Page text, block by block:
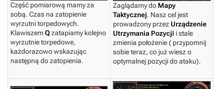
Część pomiarową mamy za
sobą. Czas na zatopienie
wyrzutni torpedowych.
Klawiszem Qzatapiamy kolejno
wyrzutnie torpedowe,
każdorazowo wskazując
następną do zatopienia.
Zaglądamy do Mapy
Taktycznej. Nasz cel jest
prowadzony przez Urządzenie
Utrzymania Pozycji i stale
zmienia położenie ( przypomnij
sobie teraz, co już wiesz o
optymalnej pozycji do ataku).